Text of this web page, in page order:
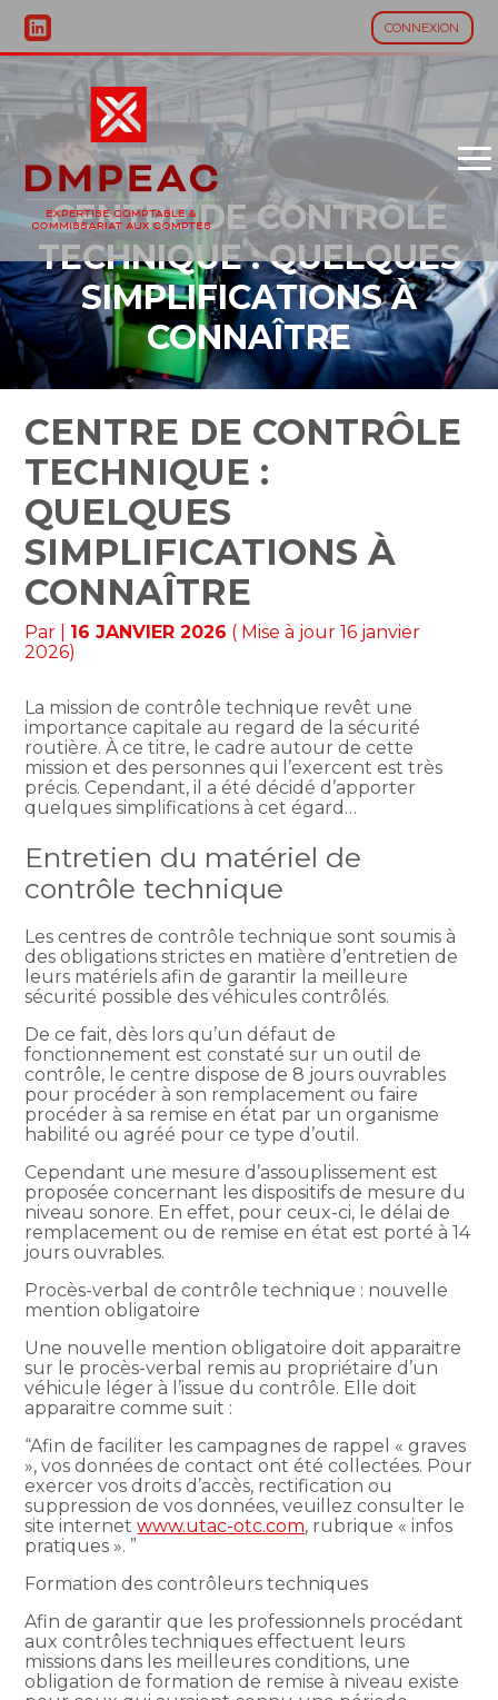
CONNEXION
Aller
contenuCENTRE DE CONTRÔLE
TECHNIQUE : QUELQUES
SIMPLIFICATIONS À
CONNAÎTRE
CENTRE DE CONTRÔLE
TECHNIQUE :
QUELQUES
SIMPLIFICATIONS À
CONNAÎTRE
Par 16 JANVIER 2026 ( Mise à jour 16 janvier
2026)
La mission de contrôle technique revêt une
importance capitale au regard de la sécurité
routière. À ce titre, le cadre autour de cette
mission et des personnes qui l’exercent est très
précis. Cependant, il a été décidé d’apporter
quelques simplifications à cet égard…
Entretien du matériel de
contrôle technique
Les centres de contrôle technique sont soumis à
des obligations strictes en matière d’entretien de
leurs matériels afin de garantir la meilleure
sécurité possible des véhicules contrôlés.
De ce fait, dès lors qu’un défaut de
fonctionnement est constaté sur un outil de
contrôle, le centre dispose de 8 jours ouvrables
pour procéder à son remplacement ou faire
procéder à sa remise en état par un organisme
habilité ou agréé pour ce type d’outil.
Cependant une mesure d’assouplissement est
proposée concernant les dispositifs de mesure du
niveau sonore. En effet, pour ceux-ci, le délai de
remplacement ou de remise en état est porté à 14
jours ouvrables.
Procès-verbal de contrôle technique : nouvelle
mention obligatoire
Une nouvelle mention obligatoire doit apparaitre
sur le procès-verbal remis au propriétaire d’un
véhicule léger à l’issue du contrôle. Elle doit
apparaitre comme suit :
“Afin de faciliter les campagnes de rappel « graves
», vos données de contact ont été collectées. Pour
exercer vos droits d’accès, rectification ou
suppression de vos données, veuillez consulter le
site internetwww.utac-otc.com, rubrique « infos
pratiques ». ”
Formation des contrôleurs techniques
Afin de garantir que les professionnels procédant
aux contrôles techniques effectuent leurs
missions dans les meilleures conditions, une
obligation de formation de remise à niveau existe